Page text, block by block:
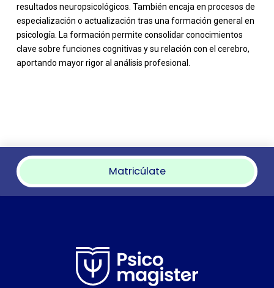
resultados neuropsicológicos. También encaja en procesos de
especialización o actualización tras una formación general en
psicología. La formación permite consolidar conocimientos
clave sobre funciones cognitivas y su relación con el cerebro,
aportando mayor rigor al análisis profesional.
Matricúlate